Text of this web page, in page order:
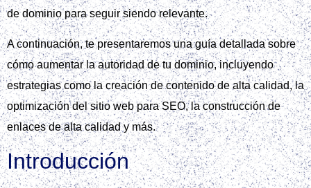
de dominio para seguir siendo relevante.
A continuación, te presentaremos una guía detallada sobre
cómo aumentar la autoridad de tu dominio, incluyendo
estrategias como la creación de contenido de alta calidad, la
optimización del sitio web para SEO, la construcción de
enlaces de alta calidad y más.
Introducción